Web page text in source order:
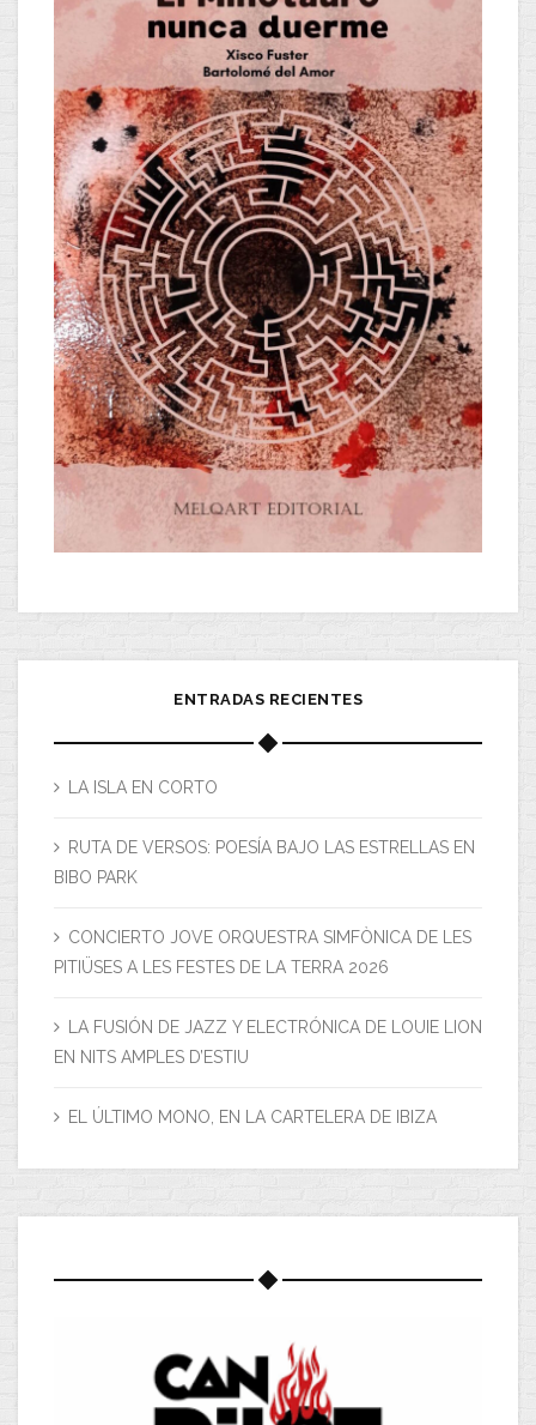
ENTRADAS RECIENTES
LA ISLA EN CORTO
RUTA DE VERSOS: POESÍA BAJO LAS ESTRELLAS EN
BIBO PARK
CONCIERTO JOVE ORQUESTRA SIMFÒNICA DE LES
PITIÜSES A LES FESTES DE LA TERRA 2026
LA FUSIÓN DE JAZZ Y ELECTRÓNICA DE LOUIE LION
EN NITS AMPLES D’ESTIU
EL ÚLTIMO MONO, EN LA CARTELERA DE IBIZA